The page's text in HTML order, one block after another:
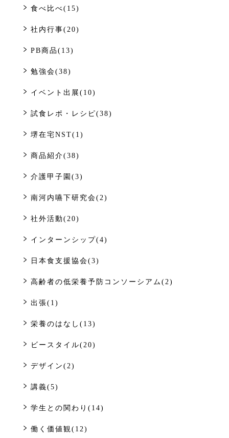
食べ比べ(15)
社内行事(20)
PB商品(13)
勉強会(38)
イベント出展(10)
試食レポ・レシピ(38)
堺在宅NST(1)
商品紹介(38)
介護甲子園(3)
南河内嚥下研究会(2)
社外活動(20)
インターンシップ(4)
日本食支援協会(3)
高齢者の低栄養予防コンソーシアム(2)
出張(1)
栄養のはなし(13)
ビースタイル(20)
デザイン(2)
講義(5)
学生との関わり(14)
働く価値観(12)